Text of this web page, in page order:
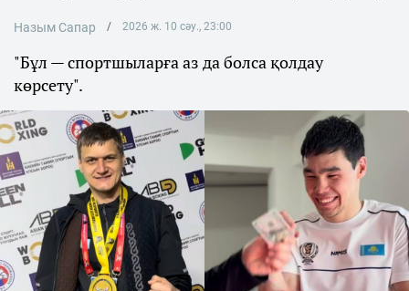
Назым Сапар 2026 ж. 10 сәу., 23:00
"Бұл — спортшыларға аз да болса қолдау
көрсету".